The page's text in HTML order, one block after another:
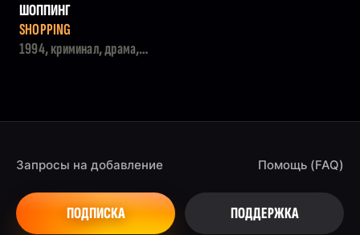
ШОППИНГ
SHOPPING
1994, криминал, драма,
Запросы на добавление
ПОДПИСКА
Помощь (FAQ)
ПОДДЕРЖКА